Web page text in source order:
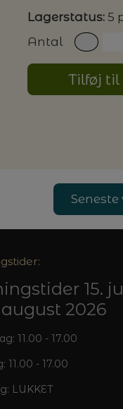
Lagerstatus: 5
Antal
Tilføj til
15.
august 2026
11.00 - 17.00
11.00 - 17.00
LUKKET